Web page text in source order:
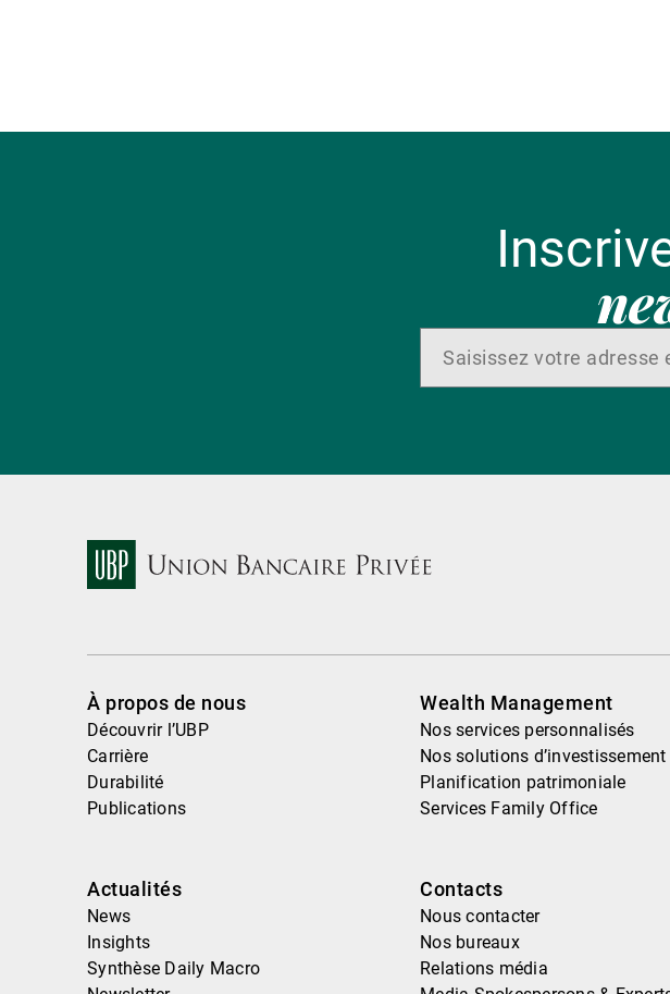
À propos de nous
Découvrir l’UBP
Carrière
Durabilité
Publications
Wealth Management
Nos services personnalisés
Nos solutions d’investissement
Planification patrimoniale
Services Family Office
Actualités
News
Insights
Synthèse Daily Macro
Contacts
Nous contacter
Nos bureaux
Relations média